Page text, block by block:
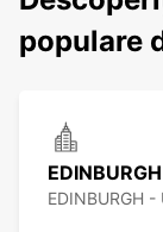
populare
EDINBURGH